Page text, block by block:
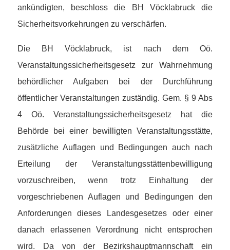
ankündigten, beschloss die BH Vöcklabruck die
Sicherheitsvorkehrungen zu verschärfen.
Die BH Vöcklabruck, ist nach dem Oö.
Veranstaltungssicherheitsgesetz zur Wahrnehmung
behördlicher Aufgaben bei der Durchführung
öffentlicher Veranstaltungen zuständig. Gem. § 9 Abs
4 Oö. Veranstaltungssicherheitsgesetz hat die
Behörde bei einer bewilligten Veranstaltungsstätte,
zusätzliche Auflagen und Bedingungen auch nach
Erteilung der Veranstaltungsstättenbewilligung
vorzuschreiben, wenn trotz Einhaltung der
vorgeschriebenen Auflagen und Bedingungen den
Anforderungen dieses Landesgesetzes oder einer
danach erlassenen Verordnung nicht entsprochen
wird. Da von der Bezirkshauptmannschaft ein